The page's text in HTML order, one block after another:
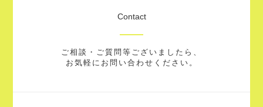
Contact
ご相談・ご質問等ございましたら、
お気軽にお問い合わせください。